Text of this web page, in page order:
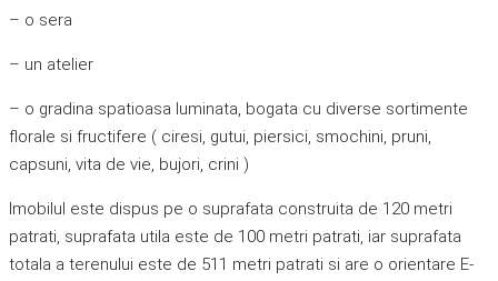
– o sera
– un atelier
– o gradina spatioasa luminata, bogata cu diverse sortimente
florale si fructifere ( ciresi, gutui, piersici, smochini, pruni,
capsuni, vita de vie, bujori, crini )
Imobilul este dispus pe o suprafata construita de 120 metri
patrati, suprafata utila este de 100 metri patrati, iar suprafata
totala a terenului este de 511 metri patrati si are o orientare E-